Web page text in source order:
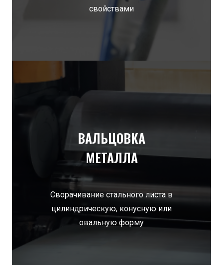
свойствами
ВАЛЬЦОВКА
МЕТАЛЛА
Сворачивание стального листа в
цилиндрическую, конусную или
овальную форму